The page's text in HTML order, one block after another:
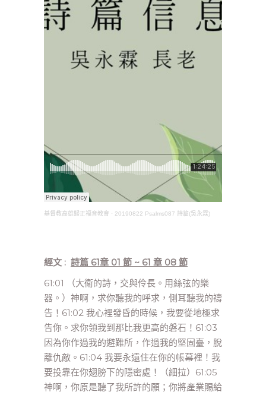
基督教高雄歸正福音教會 · 20190822 Psalms087 詩篇(吳永霖)
經文 : 詩篇 61章 01 節 ~ 61 章 08 節
61:01 （大衛的詩，交與伶長。用絲弦的樂
器。）神啊，求你聽我的呼求，側耳聽我的禱
告！61:02 我心裡發昏的時候，我要從地極求
告你。求你領我到那比我更高的磐石！61:03
因為你作過我的避難所，作過我的堅固臺，脫
離仇敵。61:04 我要永遠住在你的帳幕裡！我
要投靠在你翅膀下的隱密處！（細拉）61:05
神啊，你原是聽了我所許的願；你將產業賜給